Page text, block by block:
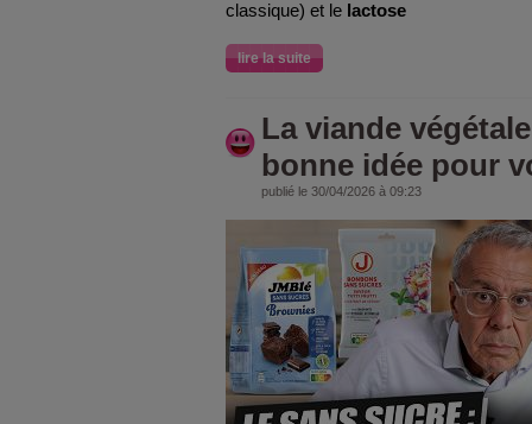
classique) et le lactose
lire la suite
La viande
bonne idée pour
publié le 30/04/2026 à 09:23